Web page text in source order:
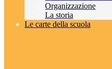
Organizzazione
La storia
Le carte della scuola